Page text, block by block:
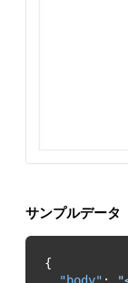
サンプルデータ